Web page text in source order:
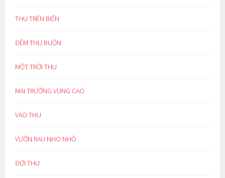
THU TRÊN BIỂN
ĐÊM THU BUỒN
MỘT TRỜI THU
MÁI TRƯỜNG VÙNG CAO
VÀO THU
VƯỜN RAU NHO NHỎ
ĐỢI THU